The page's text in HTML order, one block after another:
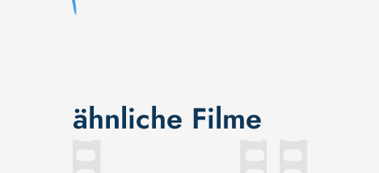
ähnliche Filme